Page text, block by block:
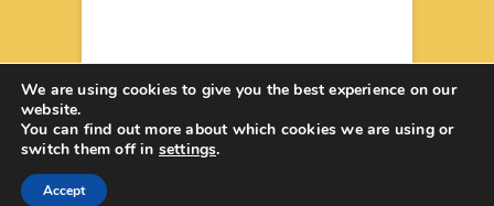
© 2026书墓◇Circle Hon-haka| Designed
by:Theme Freesia
We are using cookies to give you the best experience on our
website.
You can find out more about which cookies we are using or
switch them off in settings.
Accept